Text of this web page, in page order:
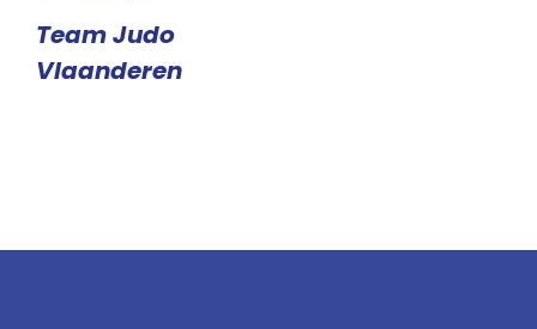
Team Judo
Vlaanderen